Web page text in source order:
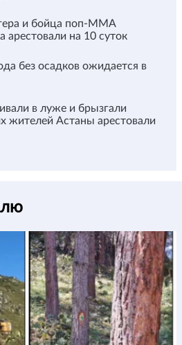
и бойца поп-ММА
арестовали на 10 суток
без осадков ожидается в
в луже и брызгали
жителей Астаны арестовали